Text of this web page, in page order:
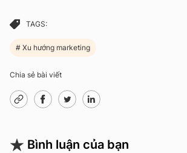
TAGS:
Xu hướng marketing
Chia sẻ bài viết
Bình luận của bạn